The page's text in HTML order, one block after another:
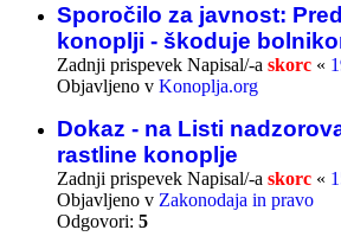
Sporočilo za javnost:
konoplji - škoduje
Zadnji prispevek Napisal/-a skorc «
Objavljeno v Konoplja.org
Dokaz - na Listi
rastline konoplje
Zadnji prispevek Napisal/-a skorc «
Objavljeno v Zakonodaja in pravo
Odgovori: 5